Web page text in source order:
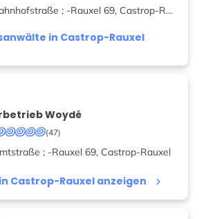
in Castrop-Rauxel
; -Rauxel 69, Castrop-Rauxel
Woydé
(47)
Castrop-Rauxel anzeigen keyboard_arrow_right
; -Rauxel 69, Castrop-Rauxel